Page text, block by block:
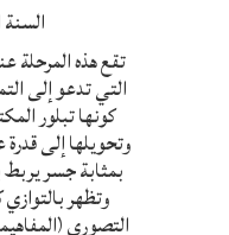
السنة
تقع هذه المرحلة
التي تدعو إلى
كونها تبلور
وتحويلها إلى
بمثابة جسر
وتظهر
التصوري